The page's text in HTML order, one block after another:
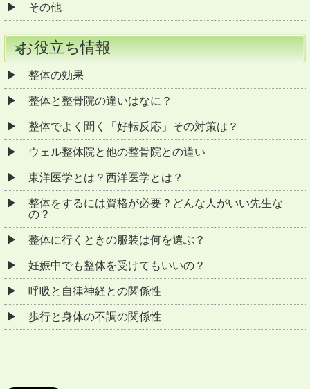
その他
お役立ち情報
整体の効果
整体と整骨院の違いはなに？
整体でよく聞く「好転反応」その対策は？
ウェル整体院と他の整骨院との違い
東洋医学とは？西洋医学とは？
整体をするには資格が必要？どんな人がいい先生な
の？
整体に行くときの服装は何を選ぶ？
妊娠中でも整体を受けてもいいの？
呼吸と自律神経との関係性
歩行と身体の不調の関係性